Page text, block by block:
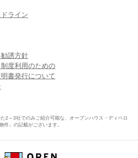
ライン
誘方針
度利用のための
書発行について
2～3社でのみご紹介可能な、オープンハウス・ディベロ
件」の記載がございます。